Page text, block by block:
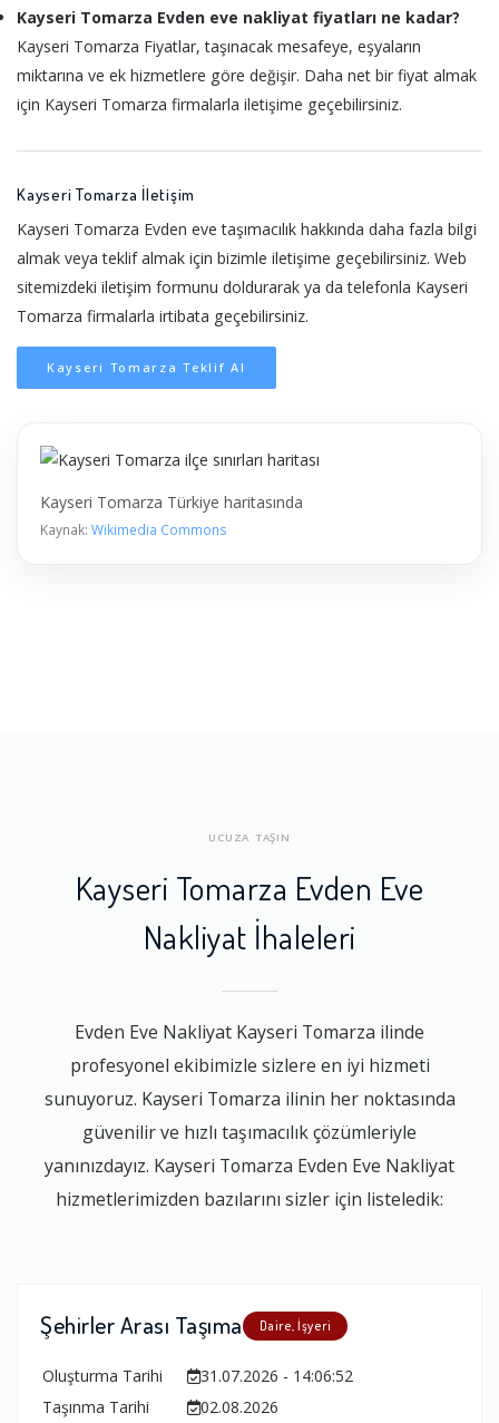
Kayseri Tomarza Evden eve nakliyat fiyatları ne kadar?
Kayseri Tomarza Fiyatlar, taşınacak mesafeye, eşyaların
miktarına ve ek hizmetlere göre değişir. Daha net bir fiyat almak
için Kayseri Tomarza firmalarla iletişime geçebilirsiniz.
Kayseri Tomarza İletişim
Kayseri Tomarza Evden eve taşımacılık hakkında daha fazla bilgi
almak veya teklif almak için bizimle iletişime geçebilirsiniz. Web
sitemizdeki iletişim formunu doldurarak ya da telefonla Kayseri
Tomarza firmalarla irtibata geçebilirsiniz.
Kayseri Tomarza Teklif Al
Kayseri Tomarza Türkiye haritasında
Kaynak: Wikimedia Commons
UCUZA TAŞIN
Kayseri Tomarza Evden Eve
Nakliyat İhaleleri
Evden Eve Nakliyat Kayseri Tomarza ilinde
profesyonel ekibimizle sizlere en iyi hizmeti
sunuyoruz. Kayseri Tomarza ilinin her noktasında
güvenilir ve hızlı taşımacılık çözümleriyle
yanınızdayız. Kayseri Tomarza Evden Eve Nakliyat
hizmetlerimizden bazılarını sizler için listeledik:
Şehirler Arası Taşıma Daire, İşyeri
Oluşturma Tarihi
31.07.2026 - 14:06:52
Taşınma Tarihi
02.08.2026